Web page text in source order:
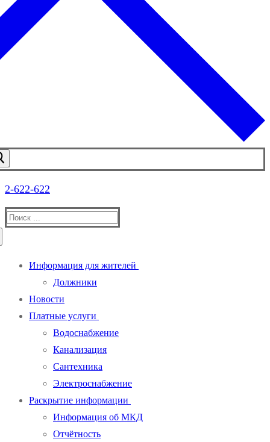
2-622-622
Найти:
Информация для жителей
Должники
Новости
Платные услуги
Водоснабжение
Канализация
Сантехника
Электроснабжение
Раскрытие информации
Информация об МКД
Отчётность